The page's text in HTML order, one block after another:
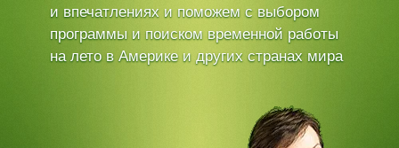
и впечатлениях и поможем с выбором
программы и поиском временной работы
на лето в Америке и других странах мира